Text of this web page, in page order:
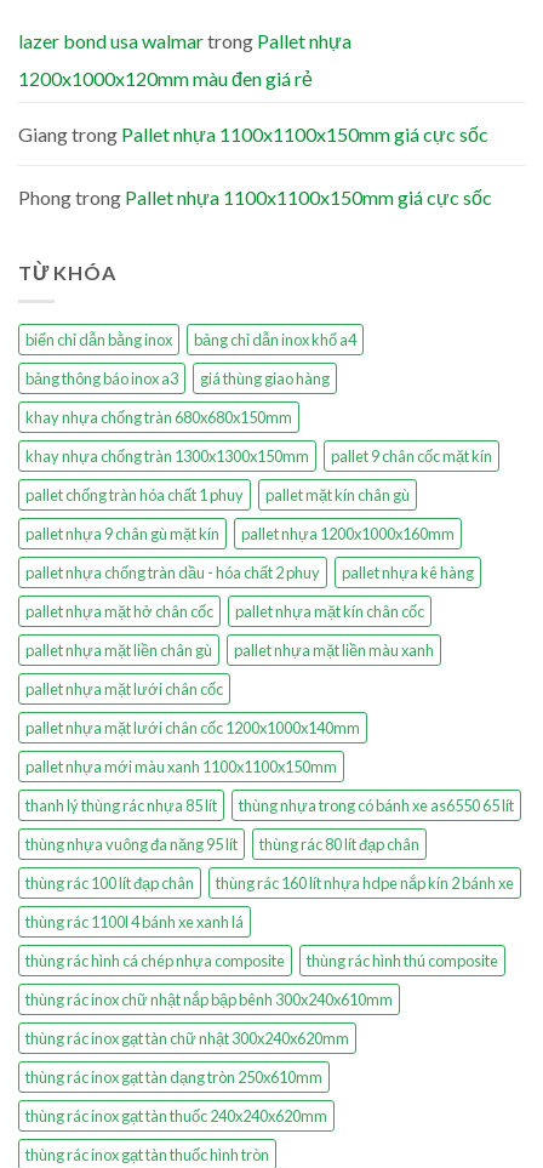
lazer bond usa walmartrong Pallet nhựa
1200x1000x120mm màu đen giá rẻ
Giangtrong Pallet nhựa 1100x1100x150mm giá cực sốc
Phongtrong Pallet nhựa 1100x1100x150mm giá cực sốc
TỪ KHÓA
biển chỉ dẫn bằng inox
bảng chỉ dẫn inox khổ a4
bảng thông báo inox a3
giá thùng giao hàng
khay nhựa chống tràn 680x680x150mm
khay nhựa chống tràn 1300x1300x150mm
pallet 9 chân cốc mặt kín
pallet chống tràn hóa chất 1 phuy
pallet mặt kín chân gù
pallet nhựa 9 chân gù mặt kín
pallet nhựa 1200x1000x160mm
pallet nhựa chống tràn dầu - hóa chất 2 phuy
pallet nhựa kê hàng
pallet nhựa mặt hở chân cốc
pallet nhựa mặt kín chân cốc
pallet nhựa mặt liền chân gù
pallet nhựa mặt liền màu xanh
pallet nhựa mặt lưới chân cốc
pallet nhựa mặt lưới chân cốc 1200x1000x140mm
pallet nhựa mới màu xanh 1100x1100x150mm
thanh lý thùng rác nhựa 85 lít
thùng nhựa trong có bánh xe as6550 65 lít
thùng nhựa vuông đa năng 95 lít
thùng rác 80 lít đạp chân
thùng rác 100 lít đạp chân
thùng rác 160 lít nhựa hdpe nắp kín 2 bánh xe
thùng rác 1100l 4 bánh xe xanh lá
thùng rác hình cá chép nhựa composite
thùng rác hình thú composite
thùng rác inox chữ nhật nắp bập bênh 300x240x610mm
thùng rác inox gạt tàn chữ nhật 300x240x620mm
thùng rác inox gạt tàn dạng tròn 250x610mm
thùng rác inox gạt tàn thuốc 240x240x620mm
thùng rác inox gạt tàn thuốc hình tròn